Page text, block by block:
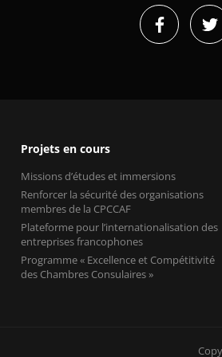
Projets en cours
Missions d’études et immersions
Renforcer la sécurité des organisations
membres de la CPCCAF
Plateforme pour l’internationalisation des
entreprises francophones
Programme « Excellence et Compétitivité
des Chambres Consulaires »